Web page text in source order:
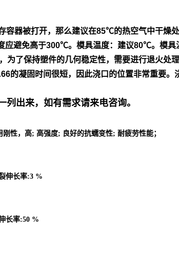
容器被打开，那么建议在85℃的热空气中干燥处
应避免高于300℃。模具温度：建议80℃。模具
为了保持塑件的几何稳定性，需要进行退火处
的凝固时间很短，因此浇口的位置非常重要。
出来，如有需求请来电咨询。
性，高; 高强度; 良好的抗蠕变性; 耐疲劳性能；
伸长率:3 %
长率:50 %